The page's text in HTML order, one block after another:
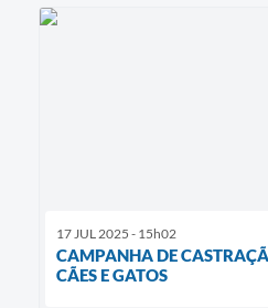
17 JUL 2025 - 15h02
CAMPANHA DE
CÃES E GATOS